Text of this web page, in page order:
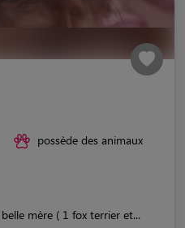
possède des animaux
mère ( 1 fox terrier et...